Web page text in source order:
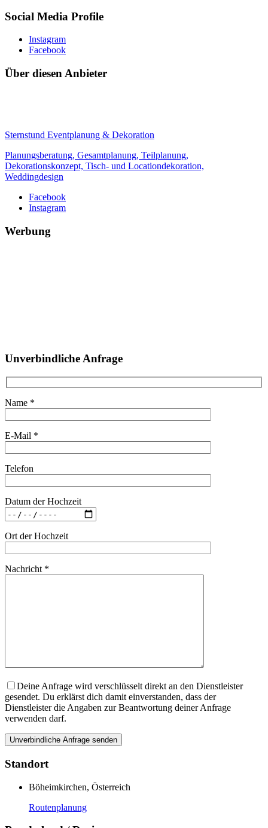
Social Media Profile
Instagram
Facebook
Über diesen Anbieter
Sternstund Eventplanung & Dekoration
Planungsberatung, Gesamtplanung, Teilplanung,
Dekorationskonzept, Tisch- und Locationdekoration,
Weddingdesign
Facebook
Instagram
Werbung
Unverbindliche Anfrage
Name *
E-Mail *
Telefon
Datum der Hochzeit
Ort der Hochzeit
Nachricht *
Deine Anfrage wird verschlüsselt direkt an den Dienstleister
gesendet. Du erklärst dich damit einverstanden, dass der
Dienstleister die Angaben zur Beantwortung deiner Anfrage
verwenden darf.
Standort
Böheimkirchen, Österreich
Routenplanung